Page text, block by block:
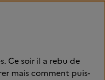
Ce soir il a rebu de
mais comment puis-